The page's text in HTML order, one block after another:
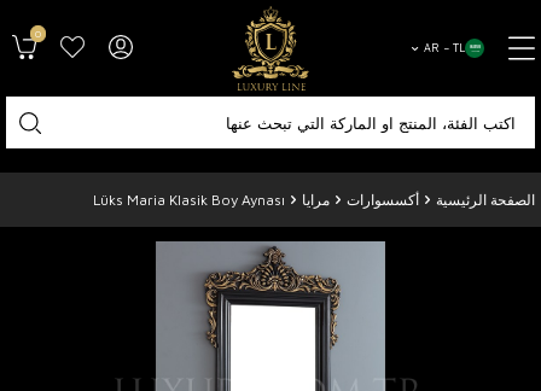
AR − TL
0
الصفحة الرئيسية أكسسوارات مرايا Lüks Maria Klasik Boy Aynası